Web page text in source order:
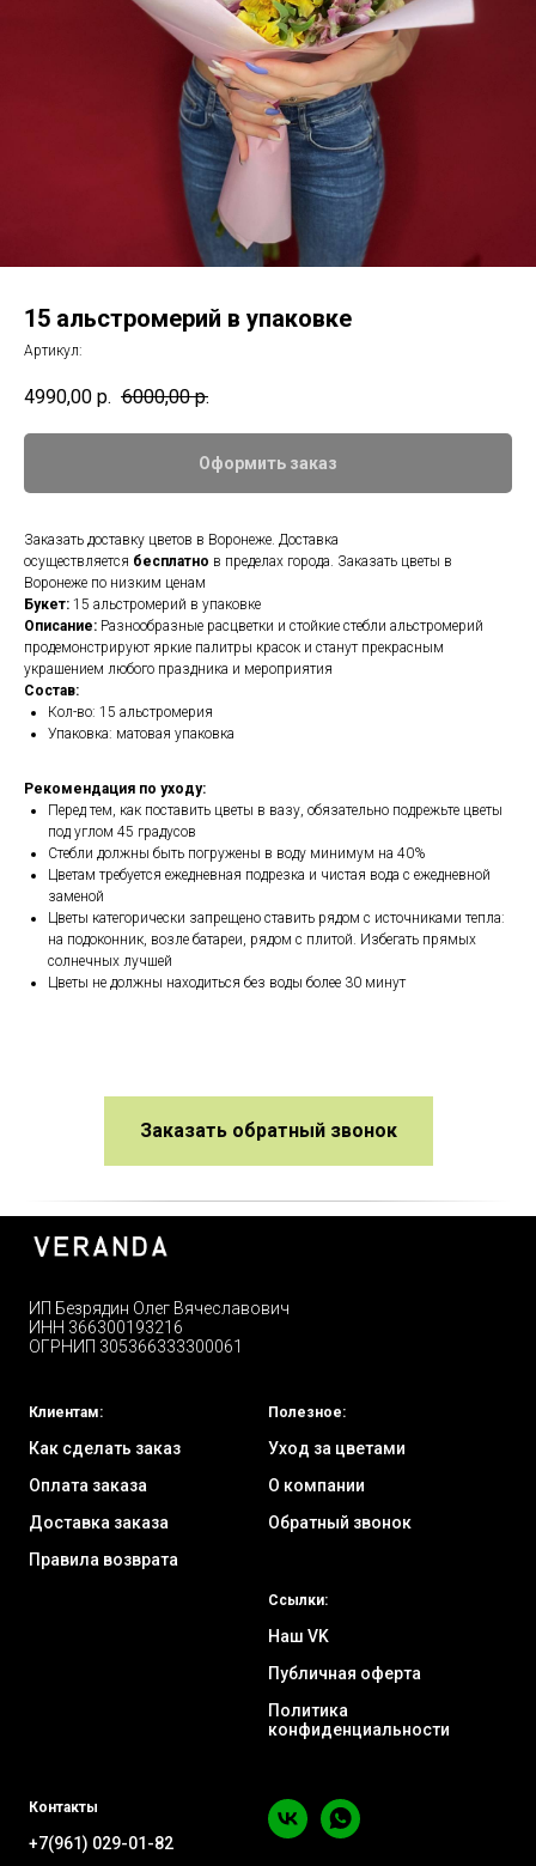
15 альстромерий в упаковке
Артикул:
4990,00 р. 6000,00 р.
Оформить заказ
Заказать доставку цветов в Воронеже. Доставка
осуществляется бесплатно в пределах города. Заказать цветы в
Воронеже по низким ценам
Букет: 15 альстромерий в упаковке
Описание: Разнообразные расцветки и стойкие стебли альстромерий
продемонстрируют яркие палитры красок и станут прекрасным
украшением любого праздника и мероприятия
Состав:
Кол-во: 15 альстромерия
Упаковка: матовая упаковка
Рекомендация по уходу:
Перед тем, как поставить цветы в вазу, обязательно подрежьте цветы
под углом 45 градусов
Стебли должны быть погружены в воду минимум на 40%
Цветам требуется ежедневная подрезка и чистая вода с ежедневной
заменой
Цветы категорически запрещено ставить рядом с источниками тепла:
на подоконник, возле батареи, рядом с плитой. Избегать прямых
солнечных лучшей
Цветы не должны находиться без воды более 30 минут
Заказать обратный звонок
ИП Безрядин Олег Вячеславович
ИНН 366300193216
ОГРНИП 305366333300061
Клиентам:
Как сделать заказ
Оплата заказа
Доставка заказа
Правила возврата
Полезное:
Уход за цветами
О компании
Обратный звонок
Ссылки:
Наш VK
Публичная оферта
Политика
конфиденциальности
Контакты
+7(961) 029-01-82